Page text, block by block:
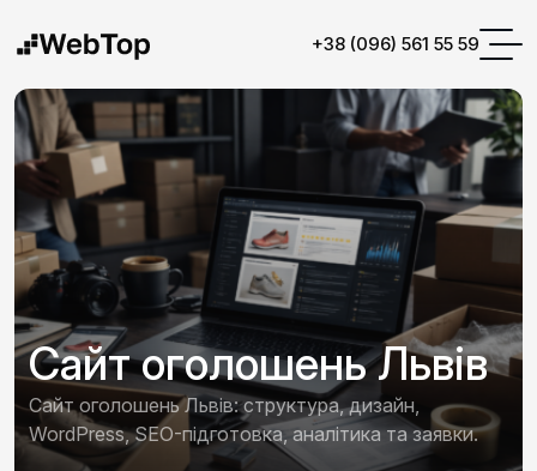
+38 (096) 561 55 59
Сайт оголошень Львів
Сайт оголошень Львів: структура, дизайн,
WordPress, SEO-підготовка, аналітика та заявки.